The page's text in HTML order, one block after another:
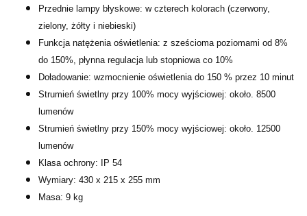
Przednie lampy błyskowe: w czterech kolorach (czerwony,
zielony, żółty i niebieski)
Funkcja natężenia oświetlenia: z sześcioma poziomami od 8%
do 150%, płynna regulacja lub stopniowa co 10%
Doładowanie: wzmocnienie oświetlenia do 150 % przez 10 minut
Strumień świetlny przy 100% mocy wyjściowej: około. 8500
lumenów
Strumień świetlny przy 150% mocy wyjściowej: około. 12500
lumenów
Klasa ochrony: IP 54
Wymiary: 430 x 215 x 255 mm
Masa: 9 kg